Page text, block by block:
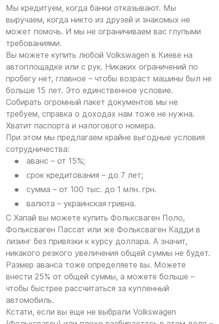
Мы кредитуем, когда банки отказывают. Мы
выручаем, когда никто из друзей и знакомых не
может помочь. И мы не ограничиваем вас глупыми
требованиями.
Вы можете купить любой Volkswagen в Киеве на
автоплощадке или с рук. Никаких ограничений по
пробегу нет, главное – чтобы возраст машины был не
больше 15 лет. Это единственное условие.
Собирать огромный пакет документов мы не
требуем, справка о доходах нам тоже не нужна.
Хватит паспорта и налогового номера.
При этом мы предлагаем крайне выгодные условия
сотрудничества:
аванс – от 15%;
срок кредитования – до 7 лет;
сумма – от 100 тыс. до 1 млн. грн.
валюта – украинская гривна.
С Хапай вы можете купить Фольксваген Поло,
Фольксваген Пассат или же Фольксваген Кадди в
лизинг без привязки к курсу доллара. А значит,
никакого резкого увеличения общей суммы не будет.
Размер аванса тоже определяете вы. Можете
внести 25% от общей суммы, а можете больше –
чтобы быстрее рассчитаться за купленный
автомобиль.
Кстати, если вы еще не выбрали Volkswagen